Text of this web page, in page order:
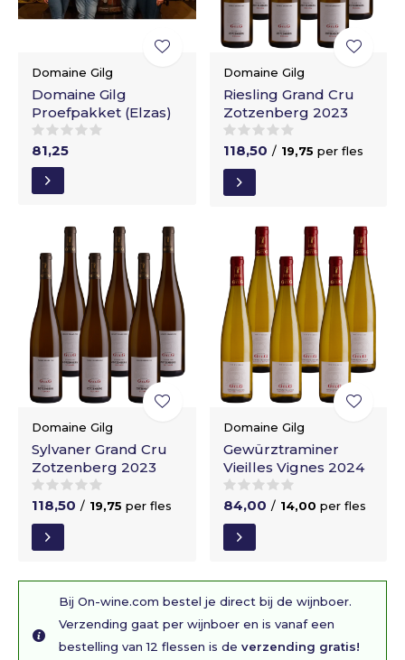
Domaine Gilg
Domaine Gilg
Proefpakket (Elzas)
81,25
Domaine Gilg
Riesling Grand Cru
Zotzenberg 2023
118,50 / 19,75 per fles
Domaine Gilg
Sylvaner Grand Cru
Zotzenberg 2023
118,50 / 19,75 per fles
Domaine Gilg
Gewürztraminer
Vieilles Vignes 2024
84,00 / 14,00 per fles
Bij On-wine.com bestel je direct bij de wijnboer.
Verzending gaat per wijnboer en is vanaf een
bestelling van 12 flessen is de verzending gratis!